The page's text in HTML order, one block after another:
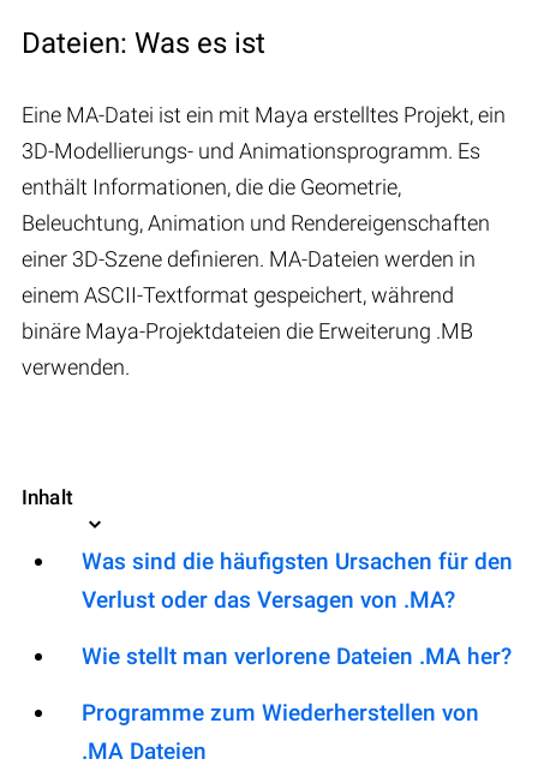
Dateien: Was es ist
Eine MA-Datei ist ein mit Maya erstelltes Projekt, ein
3D-Modellierungs- und Animationsprogramm. Es
enthält Informationen, die die Geometrie,
Beleuchtung, Animation und Rendereigenschaften
einer 3D-Szene definieren. MA-Dateien werden in
einem ASCII-Textformat gespeichert, während
binäre Maya-Projektdateien die Erweiterung .MB
verwenden.
Inhalt
Was sind die häufigsten Ursachen für den
Verlust oder das Versagen von .MA?
Wie stellt man verlorene Dateien .MA her?
Programme zum Wiederherstellen von
.MA Dateien